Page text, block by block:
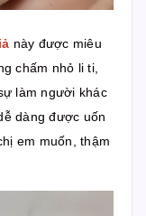
này được miêu
chấm nhỏ li ti,
làm người khác
dàng được uốn
em muốn, thậm